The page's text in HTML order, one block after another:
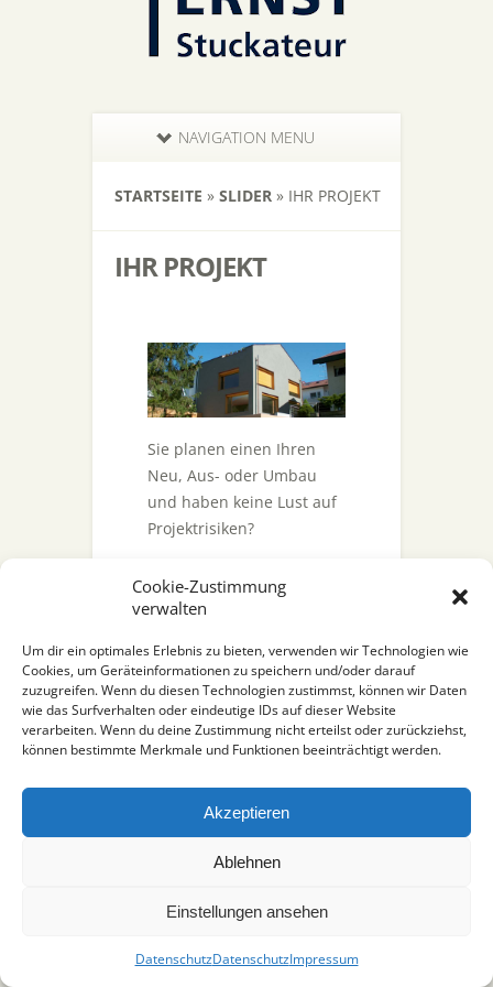
Cookie-Zustimmung
verwalten
Um dir ein optimales Erlebnis zu bieten, verwenden wir Technologien wie
Cookies, um Geräteinformationen zu speichern und/oder darauf
zuzugreifen. Wenn du diesen Technologien zustimmst, können wir Daten
wie das Surfverhalten oder eindeutige IDs auf dieser Website
verarbeiten. Wenn du deine Zustimmung nicht erteilst oder zurückziehst,
können bestimmte Merkmale und Funktionen beeinträchtigt werden.
Akzeptieren
Ablehnen
Einstellungen ansehen
DatenschutzDatenschutzImpressum
NAVIGATION MENU
STARTSEITE » SLIDER » IHR PROJEKT
IHR PROJEKT
Sie planen einen Ihren
Neu, Aus- oder Umbau
und haben keine Lust auf
Projektrisiken?
überzeugen.
Impressum|Datenschutz